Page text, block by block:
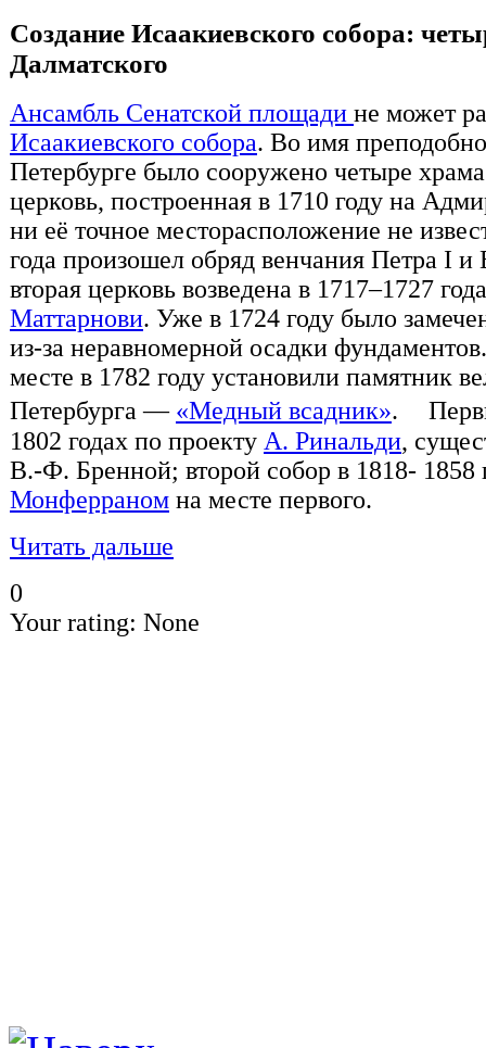
Создание Исаакиевского собора:
Далматского
Ансамбль Сенатской площади не может
Исаакиевского собора. Во имя
Петербурге было сооружено четыре
церковь, построенная в 1710 году на
ни её точное месторасположение не
года произошел обряд венчания Петра I
вторая церковь возведена в 1717–1727
Маттарнови. Уже в 1724 году было
из-за неравномерной осадки
месте в 1782 году установили памятник
Петербурга — «Медный всадник».
1802 годах по проекту А. Ринальди,
В.-Ф. Бренной; второй собор в 1818- 1858
Монферраном на месте первого.
Читать дальше
0
Your rating: None